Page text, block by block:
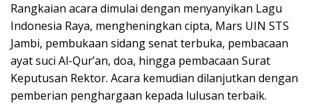
Rangkaian acara dimulai dengan menyanyikan Lagu
Indonesia Raya, mengheningkan cipta, Mars UIN STS
Jambi, pembukaan sidang senat terbuka, pembacaan
ayat suci Al-Qur’an, doa, hingga pembacaan Surat
Keputusan Rektor. Acara kemudian dilanjutkan dengan
pemberian penghargaan kepada lulusan terbaik.